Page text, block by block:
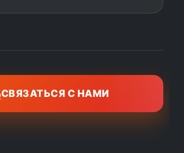
СВЯЗАТЬСЯ С НАМИ